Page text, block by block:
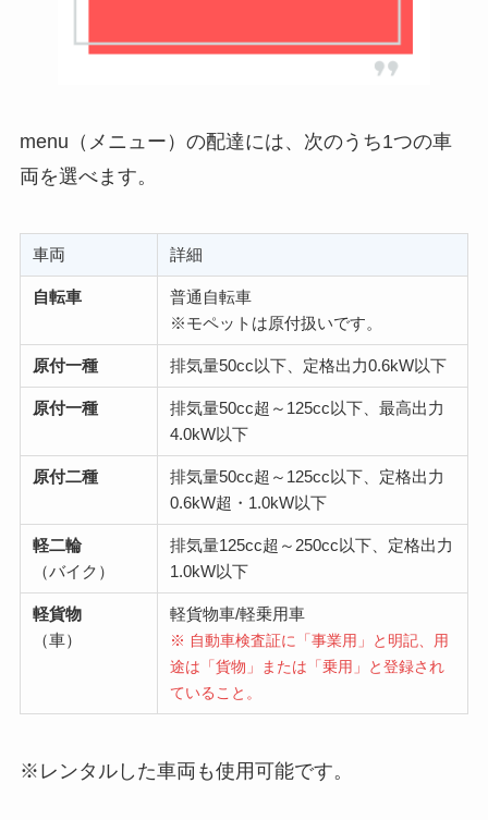
menu（メニュー）の配達には、次のうち1つの車
両を選べます。
車両 詳細
自転車
普通自転車
※モペットは原付扱いです。
原付一種 排気量50cc以下、定格出力0.6kW以下
原付一種
排気量50cc超～125cc以下、最高出力
4.0kW以下
原付二種
排気量50cc超～125cc以下、定格出力
0.6kW超・1.0kW以下
軽二輪
（バイク）
排気量125cc超～250cc以下、定格出力
1.0kW以下
軽貨物
（車）
軽貨物車/軽乗用車
※ 自動車検査証に「事業用」と明記、用
途は「貨物」または「乗用」と登録され
ていること。
※レンタルした車両も使用可能です。